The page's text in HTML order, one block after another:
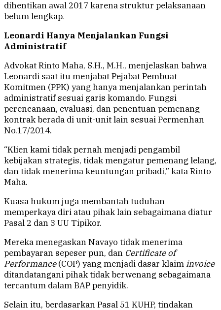
dihentikan awal 2017 karena struktur pelaksanaan
belum lengkap.
Leonardi Hanya Menjalankan Fungsi
Administratif
Advokat Rinto Maha, S.H., M.H., menjelaskan bahwa
Leonardi saat itu menjabat Pejabat Pembuat
Komitmen (PPK) yang hanya menjalankan perintah
administratif sesuai garis komando. Fungsi
perencanaan, evaluasi, dan penentuan pemenang
kontrak berada di unit-unit lain sesuai Permenhan
No.17/2014.
“Klien kami tidak pernah menjadi pengambil
kebijakan strategis, tidak mengatur pemenang lelang,
dan tidak menerima keuntungan pribadi,” kata Rinto
Maha.
Kuasa hukum juga membantah tuduhan
memperkaya diri atau pihak lain sebagaimana diatur
Pasal 2 dan 3 UU Tipikor.
Mereka menegaskan Navayo tidak menerima
pembayaran sepeser pun, dan Certificate of
Performance(COP) yang menjadi dasar klaim invoice
ditandatangani pihak tidak berwenang sebagaimana
tercantum dalam BAP penyidik.
Selain itu, berdasarkan Pasal 51 KUHP, tindakan